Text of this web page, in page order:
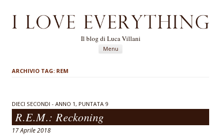
Il blog di Luca Villani
Menu
ARCHIVIO TAG: REM
DIECI SECONDI - ANNO 1, PUNTATA 9
R.E.M.: Reckoning
17 Aprile 2018